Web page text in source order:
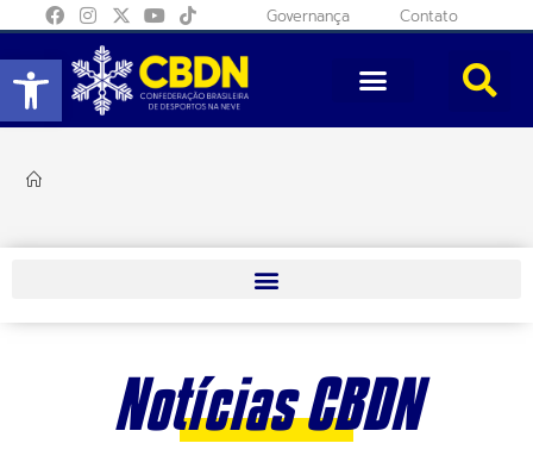
Abrir a barra de ferramentas
Governança Contato
Notícias CBDN